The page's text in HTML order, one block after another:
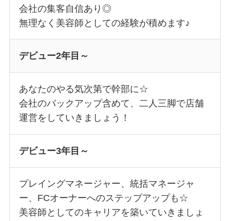
会社の集客自信あり◎
無理なく美容師としての経験が積めます♪
デビュー2年目～
あなたのやる気次第で幹部に☆
会社のバックアップ含めて、二人三脚で店舗
運営をしていきましょう！
デビュー3年目～
プレイングマネージャー、統括マネージャ
ー、FCオーナーへのステップアップも☆
美容師としてのキャリアを築いていきましょ